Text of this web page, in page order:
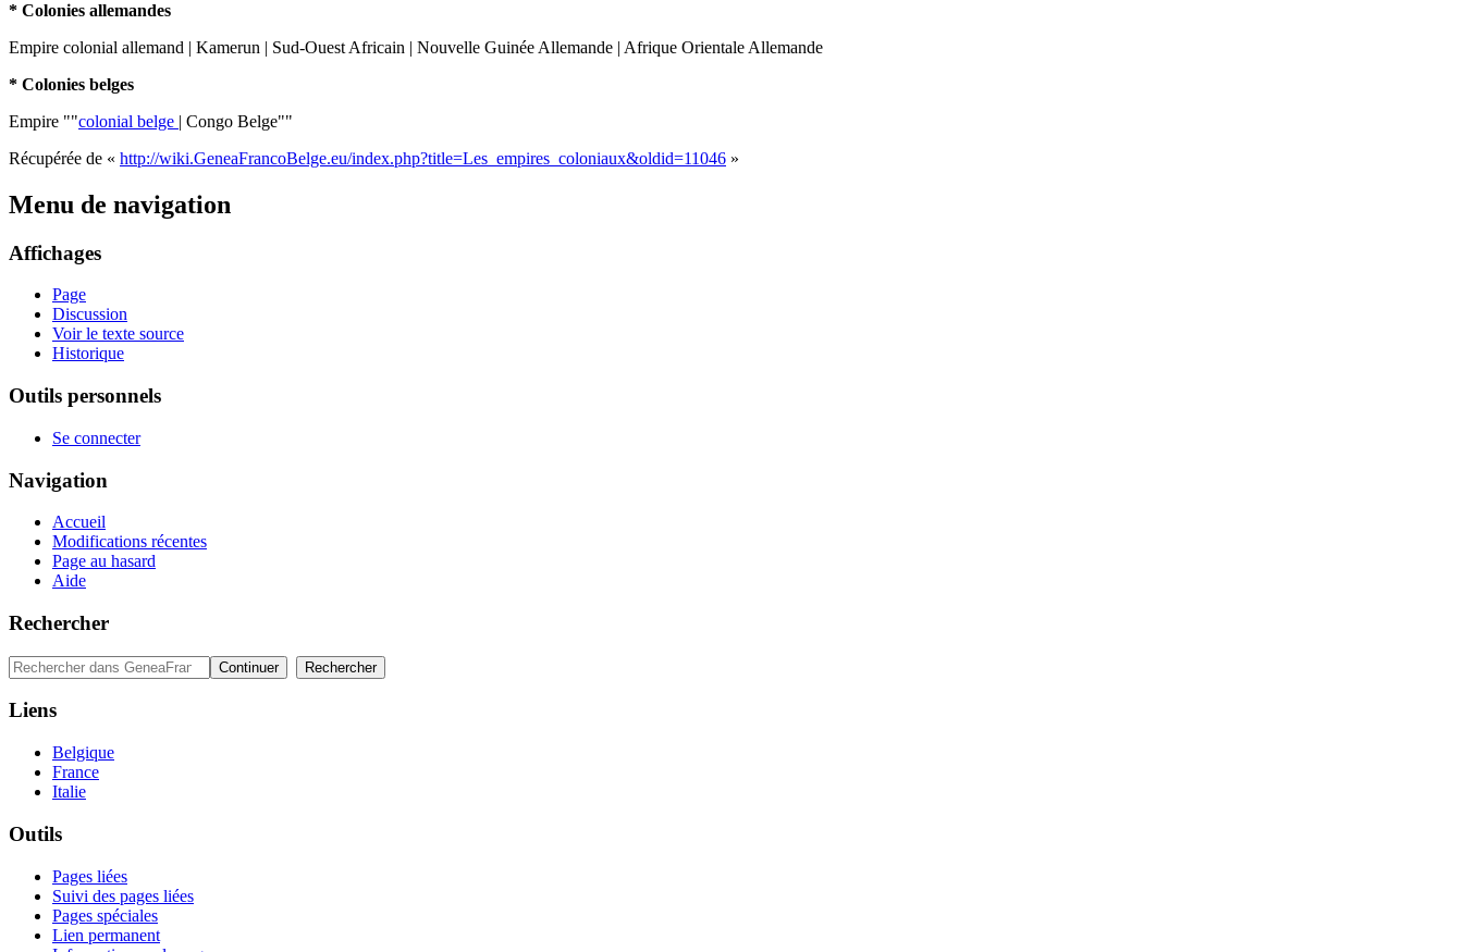
* Colonies allemandes
Empire colonial allemand | Kamerun | Sud-Ouest Africain | Nouvelle Guinée Allemande | Afrique Orientale Allemande
* Colonies belges
Empire ""colonial belge | Congo Belge""
Récupérée de « http://wiki.GeneaFrancoBelge.eu/index.php?title=Les_empires_coloniaux&oldid=11046 »
Menu de navigation
Affichages
Page
Discussion
Voir le texte source
Historique
Outils personnels
Se connecter
Navigation
Accueil
Modifications récentes
Page au hasard
Aide
Rechercher
Liens
Belgique
France
Italie
Outils
Pages liées
Suivi des pages liées
Pages spéciales
Lien permanent